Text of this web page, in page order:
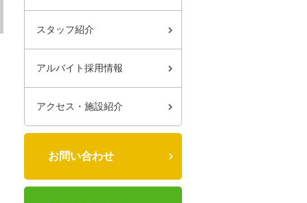
スタッフ紹介
アルバイト採用情報
アクセス・施設紹介
お問い合わせ